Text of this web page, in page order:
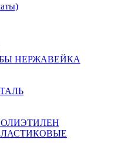
НЕРЖАВЕЙКА